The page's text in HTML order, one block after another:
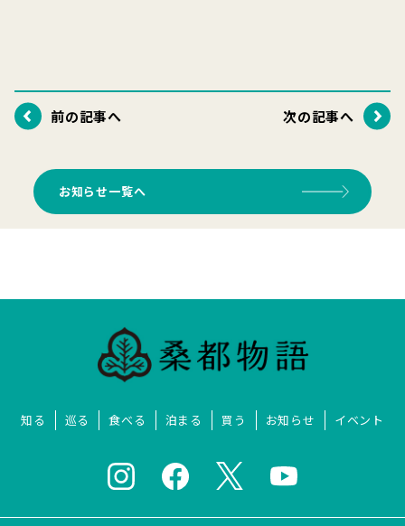
前の記事へ 次の記事へ
お知らせ一覧へ
知る 巡る 食べる 泊まる 買う お知らせ イベント